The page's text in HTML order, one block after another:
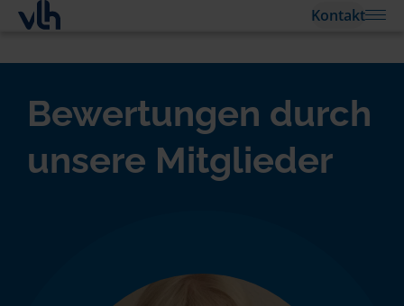
Kontakt
Bewertungen durch
unsere Mitglieder